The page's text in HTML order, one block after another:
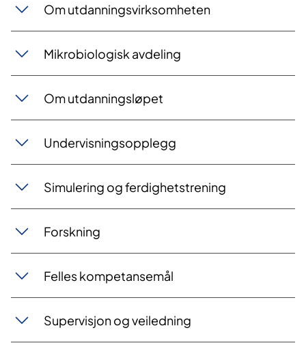
Om utdanningsvirksomheten
Mikrobiologisk avdeling
Om utdanningsløpet
Undervisningsopplegg
Simulering og ferdighetstrening
Forskning
Felles kompetansemål
Supervisjon og veiledning